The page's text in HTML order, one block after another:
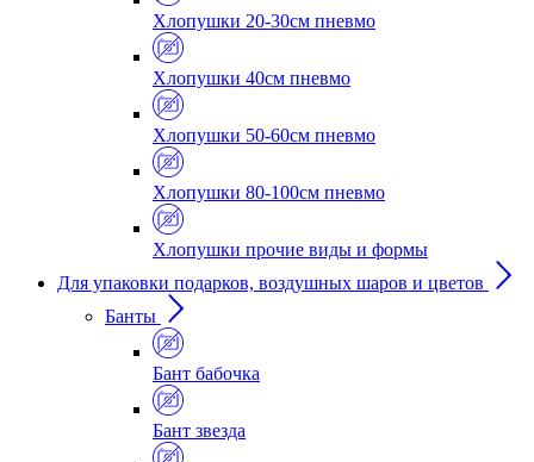
Хлопушки 20-30см пневмо
Хлопушки 40см пневмо
Хлопушки 50-60см пневмо
Хлопушки 80-100см пневмо
Хлопушки прочие виды и формы
Для упаковки подарков, воздушных шаров и цветов
Банты
Бант бабочка
Бант звезда